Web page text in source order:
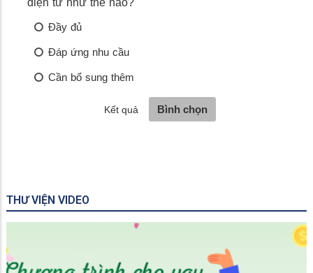
THƯ VIỆN VIDEO
Vĩnh Phong - Quyết tâm xây dựng Đảng bộ trong sạch,
vũng mạnh, phát triển bền vững